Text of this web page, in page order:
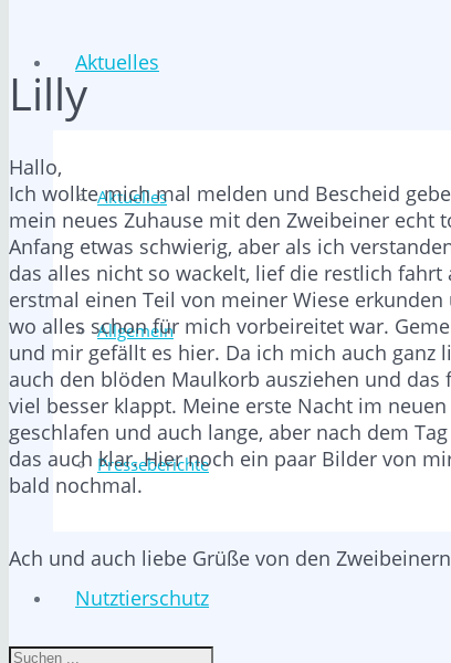
Aktuelles
Aktuelles
Allgemein
Presseberichte
Nutztierschutz
Lilly
Hallo,
Ich wollte mich mal melden und Bescheid
mein neues Zuhause mit den Zweibeiner echt
Anfang etwas schwierig, aber als ich
das alles nicht so wackelt, lief die restlich
erstmal einen Teil von meiner Wiese
wo alles schon für mich vorbeireitet war.
und mir gefällt es hier. Da ich mich auch
auch den blöden Maulkorb ausziehen und
viel besser klappt. Meine erste Nacht im
geschlafen und auch lange, aber nach dem
das auch klar. Hier noch ein paar Bilder von
bald nochmal.
Ach und auch liebe Grüße von den